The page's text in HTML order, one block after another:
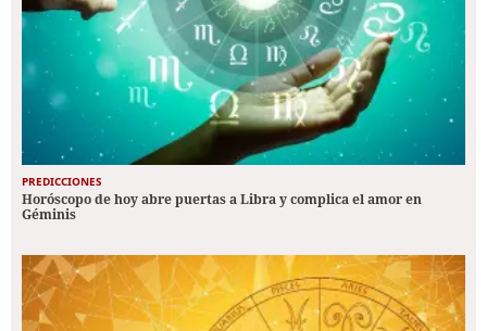
PREDICCIONES
Horóscopo de hoy abre puertas a Libra y complica el amor en
Géminis